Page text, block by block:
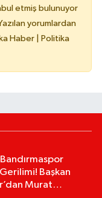
etmiş bulunuyor
yorumlardan
Haber | Politika
Gerilimi! Başkan
Murat